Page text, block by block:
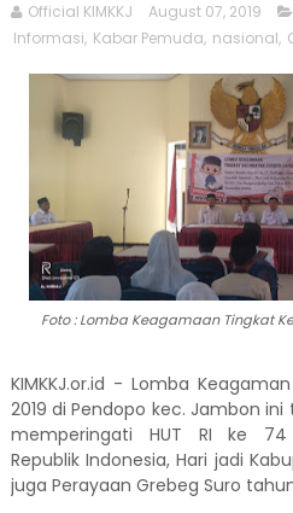
Official KIMKKJ August 07, 2019
Informasi, Kabar Pemuda, nasional,
Foto : Lomba Keagamaan Tingkat
KIMKKJ.or.id - Lomba
2019 di Pendopo kec. Jambon
memperingati HUT RI ke 74
Republik Indonesia, Hari jadi
juga Perayaan Grebeg Suro